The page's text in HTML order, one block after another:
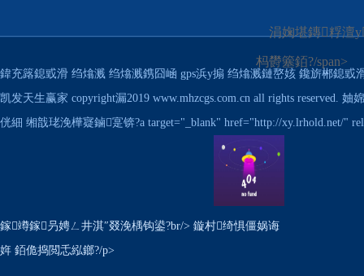
涓婅堪鏄粰澶
杩欎簺銆?/span>
鍏充簬鎴戜滑 绉熻溅 绉熻溅鎸囧崡 gps浜у搧 绉熻溅鏈嶅姟 鑱旂郴鎴戜
凯发天生赢家 copyright漏2019 www.mhzcgs.com.cn all rights reserved.
侊細 缃戠珯浼樺寲鏀寔锛?a target="_blank" href="http://xy.lrhold.net/"
鎵竴鎵叧娉ㄥ井淇″叕浼楀钩鍙?br/> 鏇村绮惧僵娲诲
姩 銆佹捣閲忎紭鎯?/p>